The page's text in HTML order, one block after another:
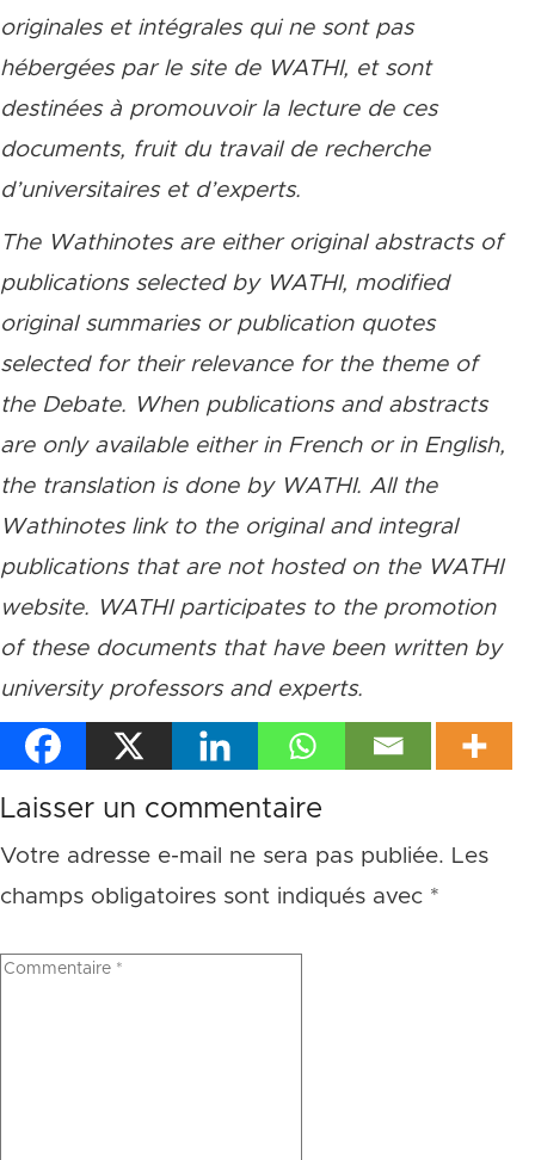
originales et intégrales qui ne sont pas
hébergées par le site de WATHI, et sont
destinées à promouvoir la lecture de ces
documents, fruit du travail de recherche
d’universitaires et d’experts.
The Wathinotes are either original abstracts of
publications selected by WATHI, modified
original summaries or publication quotes
selected for their relevance for the theme of
the Debate. When publications and abstracts
are only available either in French or in English,
the translation is done by WATHI. All the
Wathinotes link to the original and integral
publications that are not hosted on the WATHI
website. WATHI participates to the promotion
of these documents that have been written by
university professors and experts.
Laisser un commentaire
Votre adresse e-mail ne sera pas publiée. Les
champs obligatoires sont indiqués avec *